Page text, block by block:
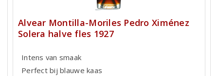
Alvear Montilla-Moriles Pedro Ximénez
Solera halve fles 1927
Intens van smaak
Perfect bij blauwe kaas